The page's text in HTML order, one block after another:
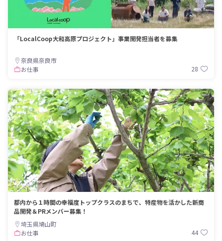
「LocalCoop大和高原プロジェクト」事業開発担当者を募集
奈良県奈良市
お仕事
28
都内から１時間の幸福度トップクラスのまちで、特産物を活かした新商
品開発＆PRメンバー募集！
埼玉県鳩山町
お仕事
44